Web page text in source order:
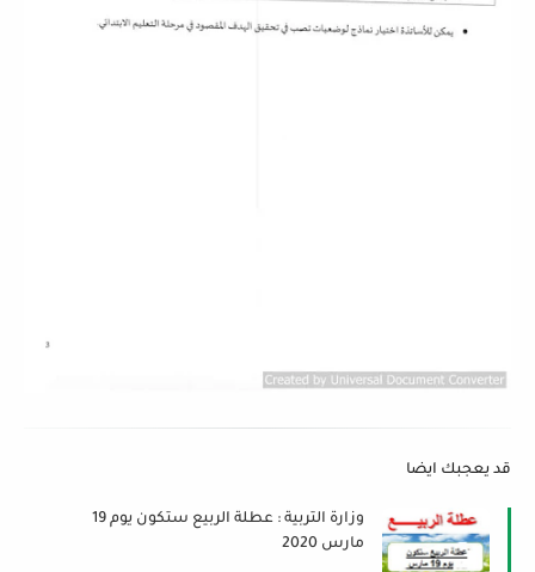
قد يعجبك ايضا
وزارة التربية : عطلة الربيع ستكون يوم 19
مارس 2020